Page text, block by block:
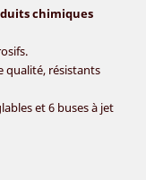
chimiques
qualité, résistants
et 6 buses à jet